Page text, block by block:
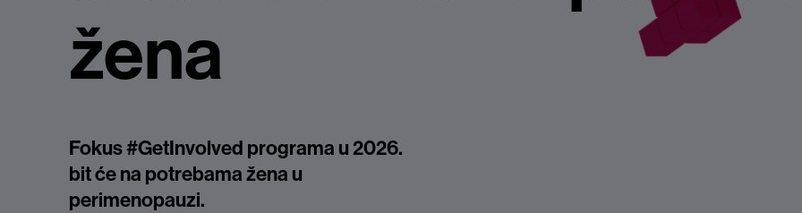
žena
Fokus #GetInvolved programa u 2026.
bit će na potrebama žena u
perimenopauzi.